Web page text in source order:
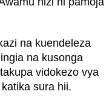
na kuendeleza
na kusonga
vidokezo vya
sura hii.